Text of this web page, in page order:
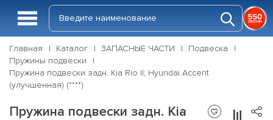
Главная Каталог ЗАПАСНЫЕ ЧАСТИ
Подвеска
Пружины подвески
Пружина подвески задн. Kia Rio II; Hyundai Accent
(улучшенная) (****)
Пружина подвески задн. Kia